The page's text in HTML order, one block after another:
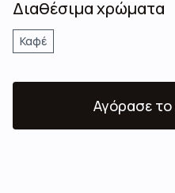
Διαθέσιμα χρώματα
Καφέ
Αγόρασε το